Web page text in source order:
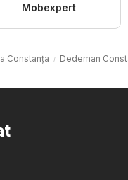
Mobexpert
Constanța Dedeman